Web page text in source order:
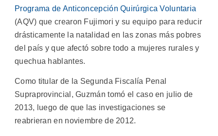
Programa de Anticoncepción Quirúrgica Voluntaria
(AQV) que crearon Fujimori y su equipo para reducir
drásticamente la natalidad en las zonas más pobres
del país y que afectó sobre todo a mujeres rurales y
quechua hablantes.
Como titular de la Segunda Fiscalía Penal
Supraprovincial, Guzmán tomó el caso en julio de
2013, luego de que las investigaciones se
reabrieran en noviembre de 2012.